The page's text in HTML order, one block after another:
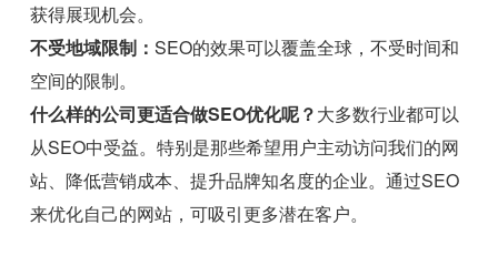
获得展现机会。
不受地域限制：SEO的效果可以覆盖全球，不受时间和
空间的限制。
什么样的公司更适合做SEO优化呢？大多数行业都可以
从SEO中受益。特别是那些希望用户主动访问我们的网
站、降低营销成本、提升品牌知名度的企业。通过SEO
来优化自己的网站，可吸引更多潜在客户。